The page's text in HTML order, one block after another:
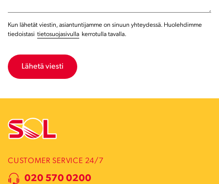
Kun lähetät viestin, asiantuntijamme on sinuun yhteydessä. Huolehdimme
tiedoistasi tietosuojasivulla kerrotulla tavalla.
CUSTOMER SERVICE 24/7
020 570 0200